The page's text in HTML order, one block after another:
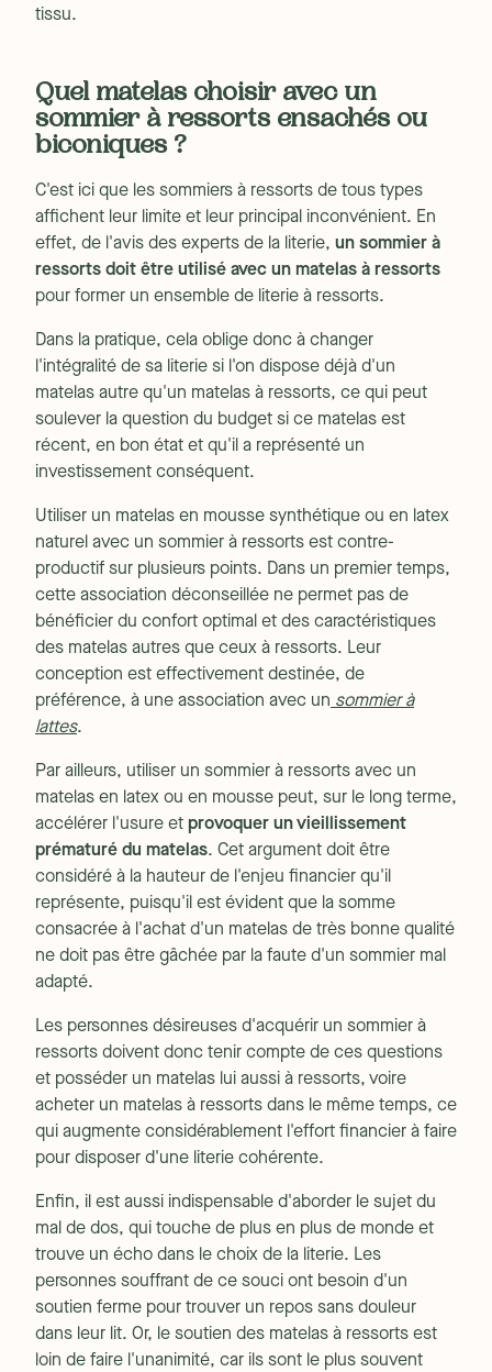
tissu.
Quel matelas choisir avec un
sommier à ressorts ensachés ou
biconiques ?
C'est ici que les sommiers à ressorts de tous types
affichent leur limite et leur principal inconvénient. En
effet, de l'avis des experts de la literie, un sommier à
ressorts doit être utilisé avec un matelas à ressorts
pour former un ensemble de literie à ressorts.
Dans la pratique, cela oblige donc à changer
l'intégralité de sa literie si l'on dispose déjà d'un
matelas autre qu'un matelas à ressorts, ce qui peut
soulever la question du budget si ce matelas est
récent, en bon état et qu'il a représenté un
investissement conséquent.
Utiliser un matelas en mousse synthétique ou en latex
naturel avec un sommier à ressorts est contre-
productif sur plusieurs points. Dans un premier temps,
cette association déconseillée ne permet pas de
bénéficier du confort optimal et des caractéristiques
des matelas autres que ceux à ressorts. Leur
conception est effectivement destinée, de
préférence, à une association avec un sommier à
lattes.
Par ailleurs, utiliser un sommier à ressorts avec un
matelas en latex ou en mousse peut, sur le long terme,
accélérer l'usure et provoquer un vieillissement
prématuré du matelas. Cet argument doit être
considéré à la hauteur de l'enjeu financier qu'il
représente, puisqu'il est évident que la somme
consacrée à l'achat d'un matelas de très bonne qualité
ne doit pas être gâchée par la faute d'un sommier mal
adapté.
Les personnes désireuses d'acquérir un sommier à
ressorts doivent donc tenir compte de ces questions
et posséder un matelas lui aussi à ressorts, voire
acheter un matelas à ressorts dans le même temps, ce
qui augmente considérablement l'effort financier à faire
pour disposer d'une literie cohérente.
Enfin, il est aussi indispensable d'aborder le sujet du
mal de dos, qui touche de plus en plus de monde et
trouve un écho dans le choix de la literie. Les
personnes souffrant de ce souci ont besoin d'un
soutien ferme pour trouver un repos sans douleur
dans leur lit. Or, le soutien des matelas à ressorts est
loin de faire l'unanimité, car ils sont le plus souvent